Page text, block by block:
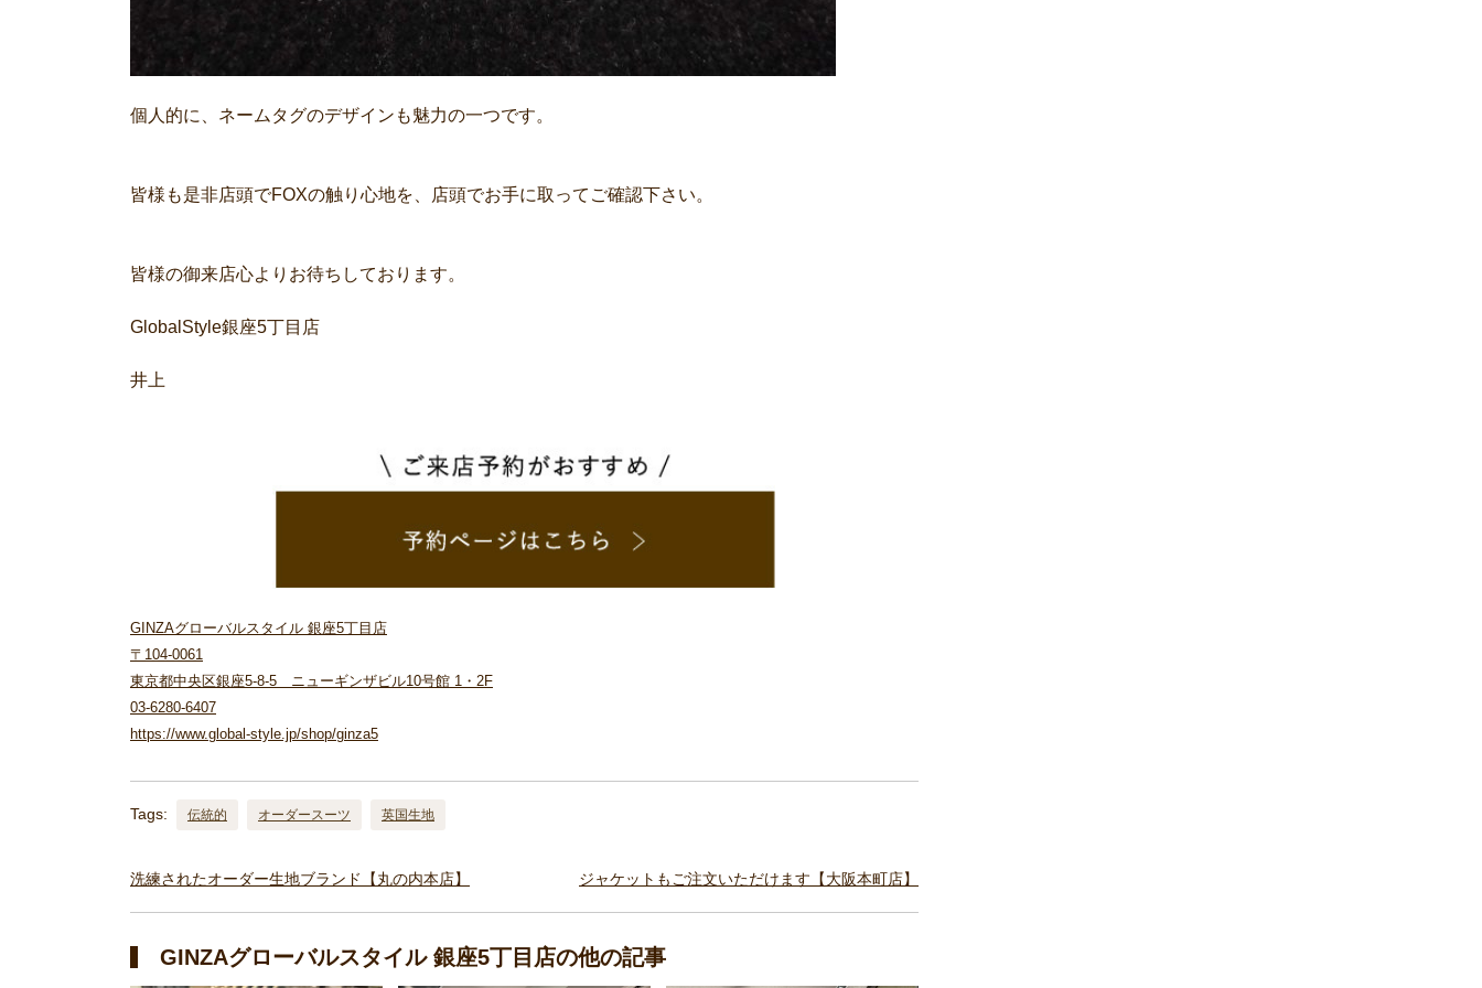
個人的に、ネームタグのデザインも魅力の一つです。
皆様も是非店頭でFOXの触り心地を、店頭でお手に取ってご確認下さい。
皆様の御来店心よりお待ちしております。
GlobalStyle銀座5丁目店
井上
GINZAグローバルスタイル 銀座5丁目店
〒104-0061
東京都中央区銀座5-8-5 ニューギンザビル10号館 1・2F
03-6280-6407
https://www.global-style.jp/shop/ginza5
Tags: 伝統的 オーダースーツ 英国生地
洗練されたオーダー生地ブランド【丸の内本店】 ジャケットもご注文いただけます【大阪本町店】
GINZAグローバルスタイル 銀座5丁目店の他の記事